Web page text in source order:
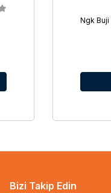
Ngk Buji
Bizi Takip Edin